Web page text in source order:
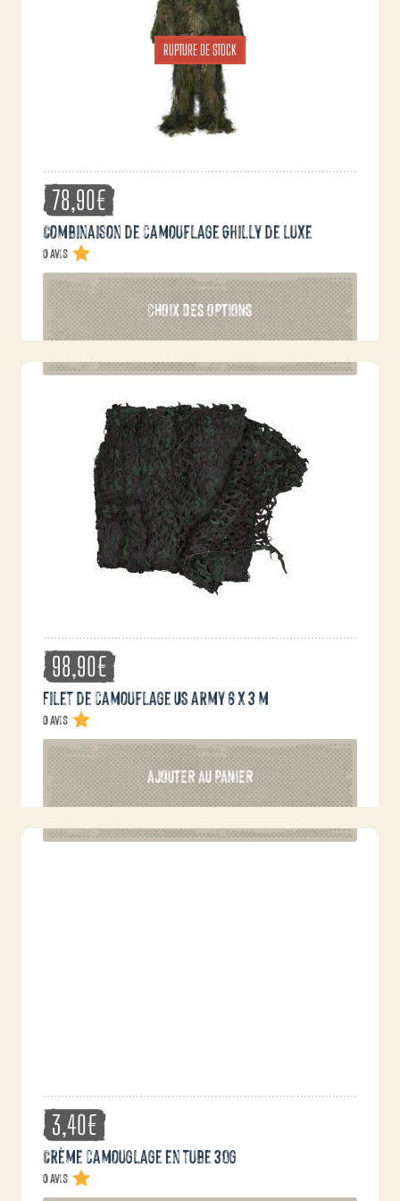
RUPTURE DE STOCK
78,90€
Combinaison de camouflage Ghilly de luxe
0 avis
CHOIX DES OPTIONS
Ce
produit
a
variations.
peuvent
être
choisies
sur
la
page
du
98,90€
Filet de camouflage US army 6 x 3 m
0 avis
AJOUTER AU PANIER
3,40€
Crème camouglage en tube 30g
0 avis